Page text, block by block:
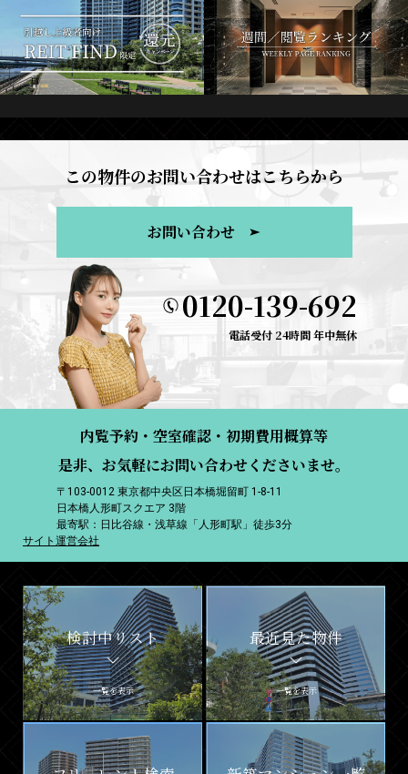
この物件のお問い合わせはこちらから
お問い合わせ
0120-139-692
電話受付 24時間 年中無休
内覧予約・空室確認・初期費用概算等
是非、お気軽にお問い合わせくださいませ。
〒103-0012 東京都中央区日本橋堀留町 1-8-11
日本橋人形町スクエア 3階
最寄駅：日比谷線・浅草線「人形町駅」徒歩3分
サイト運営会社
検討中リスト
一覧を表示
最近見た物件
一覧を表示